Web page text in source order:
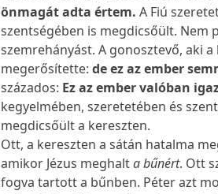
önmagát adta értem.A Fiú
szentségében is megdicsőült. Nem
szemrehányást. A gonosztevő, aki
megerősítette:de ez az ember
százados: Ez az ember valóban
kegyelmében, szeretetében és
megdicsőült a kereszten.
Ott, a kereszten a sátán hatalma
amikor Jézus meghalta bűnért. Ott
fogva tartott a bűnben. Péter azt